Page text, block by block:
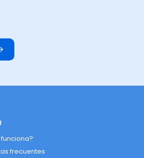
frecuentes